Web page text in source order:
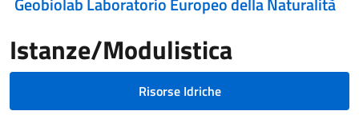
Istanze/Modulistica
Risorse Idriche